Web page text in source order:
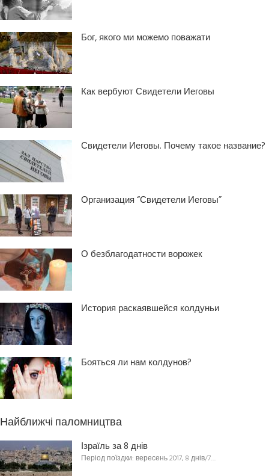
Бог, якого ми можемо поважати
Как вербуют Свидетели Иеговы
Свидетели Иеговы. Почему такое название?
Организация “Свидетели Иеговы”
О безблагодатности ворожек
История раскаявшейся колдуньи
Бояться ли нам колдунов?
Найближчі паломництва
Ізраїль за 8 днів
Період поїздки: вересень 2017, 8 днів/7…